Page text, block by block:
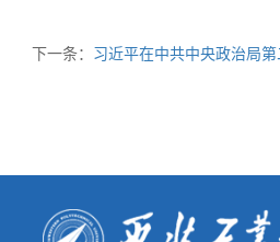
下一条： 习近平在中共中央政治局